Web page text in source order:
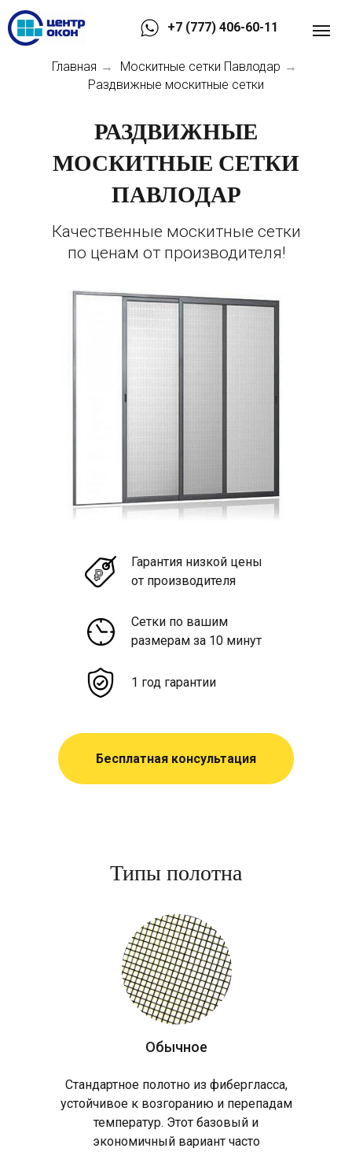
+7 (777) 406-60-11
Главная → Москитные сетки Павлодар →
Раздвижные москитные сетки
РАЗДВИЖНЫЕ
МОСКИТНЫЕ СЕТКИ
ПАВЛОДАР
Гарантия низкой цены
от производителя
Сетки по вашим
размерам за 10 минут
1 год гарантии
Бесплатная консультация
Качественные москитные сетки
по ценам от производителя!
Типы полотна
Обычное
Стандартное полотно из фибергласса,
устойчивое к возгоранию и перепадам
температур. Этот базовый и
экономичный вариант часто